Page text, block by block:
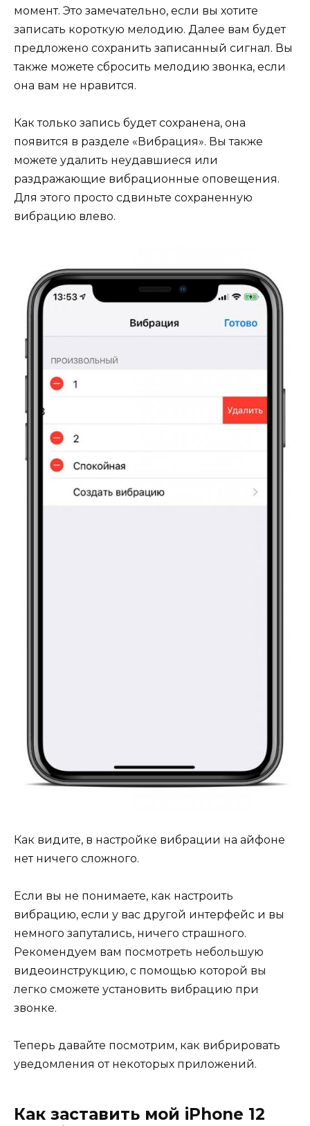
момент. Это замечательно, если вы хотите
записать короткую мелодию. Далее вам будет
предложено сохранить записанный сигнал. Вы
также можете сбросить мелодию звонка, если
она вам не нравится.
Как только запись будет сохранена, она
появится в разделе «Вибрация». Вы также
можете удалить неудавшиеся или
раздражающие вибрационные оповещения.
Для этого просто сдвиньте сохраненную
вибрацию влево.
Как видите, в настройке вибрации на айфоне
нет ничего сложного.
Если вы не понимаете, как настроить
вибрацию, если у вас другой интерфейс и вы
немного запутались, ничего страшного.
Рекомендуем вам посмотреть небольшую
видеоинструкцию, с помощью которой вы
легко сможете установить вибрацию при
звонке.
Теперь давайте посмотрим, как вибрировать
уведомления от некоторых приложений.
Как заставить мой iPhone 12